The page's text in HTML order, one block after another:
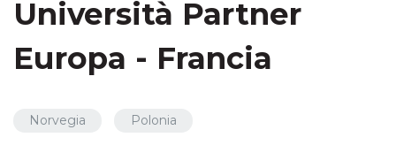
Università Partner
Europa - Francia
Norvegia Polonia